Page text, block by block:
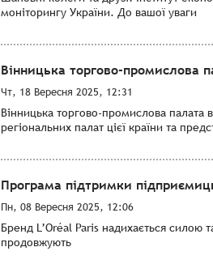
моніторингу України. До вашої уваги
Вінницька торгово-промислова
Чт, 18 Вересня 2025, 12:31
Вінницька торгово-промислова палата
регіональних палат цієї країни та
Програма підтримки
Пн, 08 Вересня 2025, 12:06
Бренд L’Oréal Paris надихається силою
продовжують